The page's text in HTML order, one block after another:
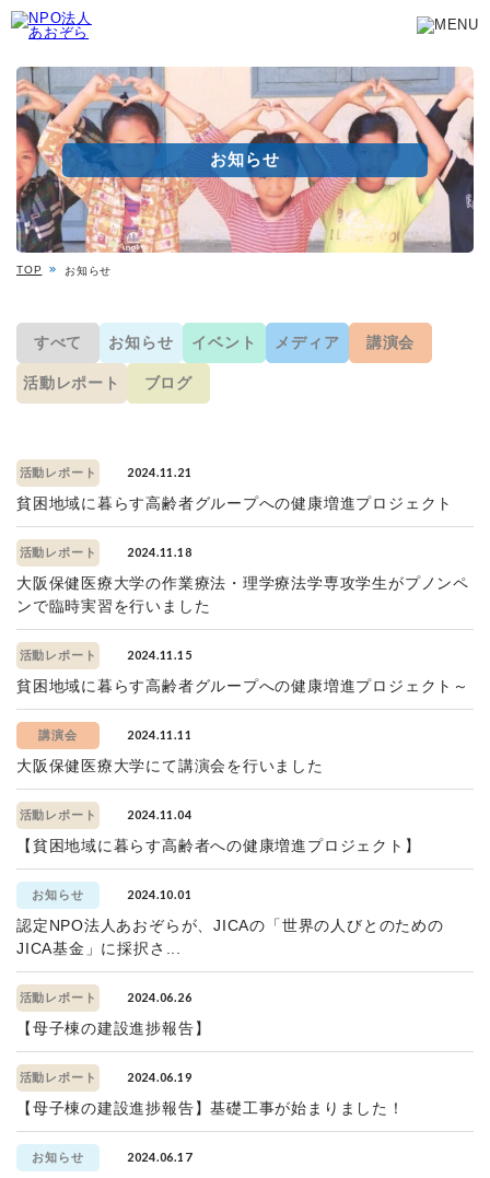
お知らせ
TOP お知らせ
すべて お知らせ イベント メディア 講演会
活動レポート ブログ
活動レポート 2024.11.21
貧困地域に暮らす高齢者グループへの健康増進プロジェクト
活動レポート 2024.11.18
大阪保健医療大学の作業療法・理学療法学専攻学生がプノンペ
ンで臨時実習を行いました
活動レポート 2024.11.15
貧困地域に暮らす高齢者グループへの健康増進プロジェクト～
講演会 2024.11.11
大阪保健医療大学にて講演会を行いました
活動レポート 2024.11.04
【貧困地域に暮らす高齢者への健康増進プロジェクト】
お知らせ 2024.10.01
認定NPO法人あおぞらが、JICAの「世界の人びとのための
JICA基金」に採択さ...
活動レポート 2024.06.26
【母子棟の建設進捗報告】
活動レポート 2024.06.19
【母子棟の建設進捗報告】基礎工事が始まりました！
お知らせ 2024.06.17